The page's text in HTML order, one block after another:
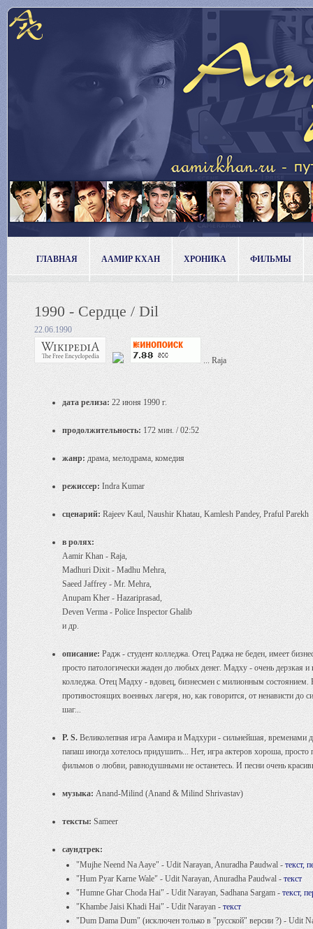
ГЛАВНАЯ ААМИР КХАН ХРОНИКА ФИЛЬМЫ
1990 - Сердце / Dil
22.06.1990
... Raja
дата релиза: 22 июня 1990 г.
продолжительность: 172 мин. / 02:52
жанр: драма, мелодрама, комедия
режиссер: Indra Kumar
сценарий: Rajeev Kaul, Naushir Khatau, Kamlesh Pandey, Praful Parekh
в ролях:
Aamir Khan - Raja,
Madhuri Dixit - Madhu Mehra,
Saeed Jaffrey - Mr. Mehra,
Anupam Kher - Hazariprasad,
Deven Verma - Police Inspector Ghalib
и др.
описание: Радж - студент колледжа. Отец Раджа не беден, имеет
просто патологически жаден до любых денег. Мадху - очень дерзкая и
колледжа. Отец Мадху - вдовец, бизнесмен с милионным
противостоящих военных лагеря, но, как говорится, от ненависти до
шаг...
P. S. Великолепная игра Аамира и Мадхури - сильнейшая,
папаш иногда хотелось придушить... Нет, игра актеров хороша,
фильмов о любви, равнодушными не останетесь. И песни очень
музыка: Anand-Milind (Anand & Milind Shrivastav)
тексты: Sameer
саундтрек:
"Mujhe Neend Na Aaye" - Udit Narayan, Anuradha Paudwal - текст,
"Hum Pyar Karne Wale" - Udit Narayan, Anuradha Paudwal - текст
"Humne Ghar Choda Hai" - Udit Narayan, Sadhana Sargam - текст,
"Khambe Jaisi Khadi Hai" - Udit Narayan - текст
"Dum Dama Dum" (исключен только в "русской" версии ?) - Udit